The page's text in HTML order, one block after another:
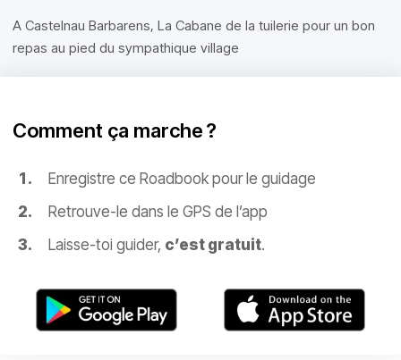
A Castelnau Barbarens, La Cabane de la tuilerie pour un bon
repas au pied du sympathique village
Comment ça marche ?
Enregistre ce Roadbook pour le guidage
Retrouve-le dans le GPS de l’app
Laisse-toi guider, c’est gratuit.